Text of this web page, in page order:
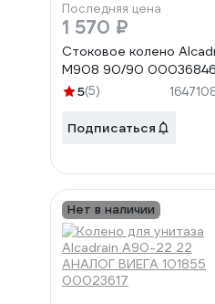
Последняя цена
1 570 ₽
Стоковое колено
M908 90/90 00036846
5(5)
Подписаться
Нет в наличии